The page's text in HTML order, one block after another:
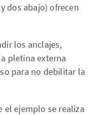
dos abajo) ofrecen
los anclajes,
pletina externa
para no debilitar la
el ejemplo se realiza